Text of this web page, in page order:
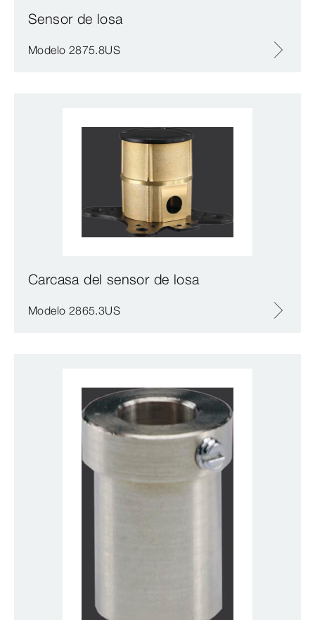
Sensor de losa
Modelo 2875.8US
Carcasa del sensor de losa
Modelo 2865.3US